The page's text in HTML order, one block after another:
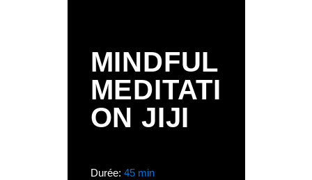
MINDFUL
MEDITATI
ON JIJI
Durée: 45 min